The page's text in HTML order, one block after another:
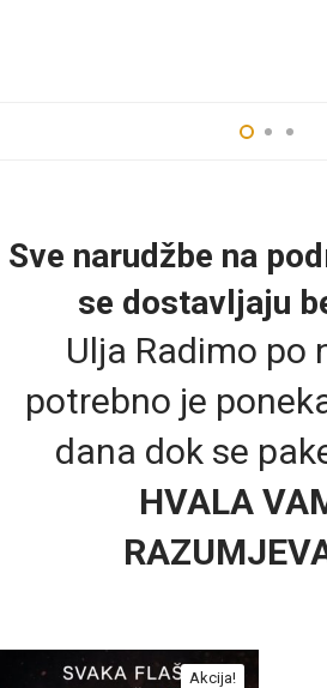
Sve narudžbe na
se dostavljaju
Ulja Radimo po
potrebno je
dana dok se
HVALA
Akcija!